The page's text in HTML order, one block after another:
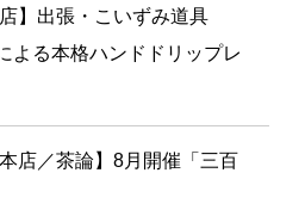
】出張・こいずみ道具
本格ハンドドリップレ
店／茶論】8月開催「三百